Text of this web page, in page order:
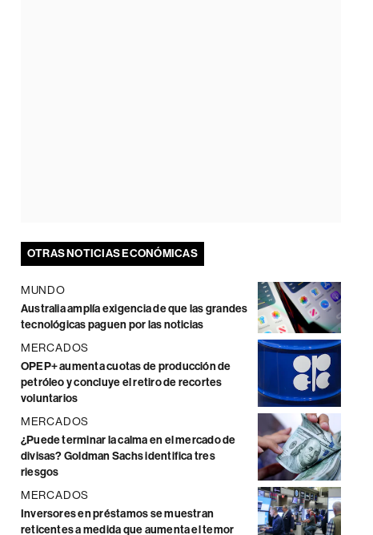
OTRAS NOTICIAS ECONÓMICAS
MUNDO
Australia amplía exigencia de que las grandes
tecnológicas paguen por las noticias
MERCADOS
OPEP+ aumenta cuotas de producción de
petróleo y concluye el retiro de recortes
voluntarios
MERCADOS
¿Puede terminar la calma en el mercado de
divisas? Goldman Sachs identifica tres
riesgos
MERCADOS
Inversores en préstamos se muestran
reticentes a medida que aumenta el temor